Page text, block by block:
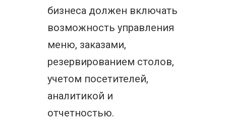
бизнеса должен включать
возможность управления
меню, заказами,
резервированием столов,
учетом посетителей,
аналитикой и
отчетностью.